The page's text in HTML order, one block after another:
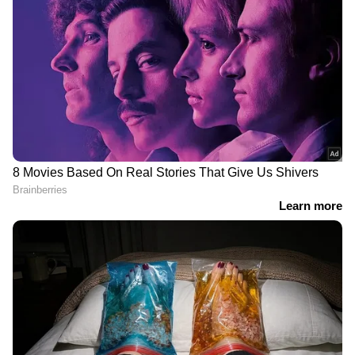
DOWNLOAD APP
RECOMMENDED STORIES
നോയിഡയെ നടുക്കി ഇരട്ട
അഗ്നിബാധ; ഫ്ലാറ്റ്
നോയിഡയിലെ 28 നില
ഫ്ലാറ്റിൽ തീയും പുകയും,